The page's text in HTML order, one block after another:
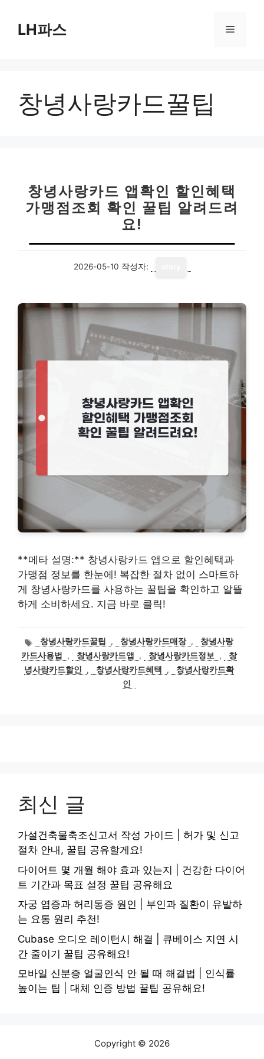
LH파스 메
창녕사랑카드꿀팁
창녕사랑카드 앱확인 할인혜택
가맹점조회 확인 꿀팁 알려드려
요!
2026-05-10 작성자:
**메타 설명:** 창녕사랑카드 앱으로 할인혜택과
가맹점 정보를 한눈에! 복잡한 절차 없이 스마트하
게 창녕사랑카드를 사용하는 꿀팁을 확인하고 알뜰
하게 소비하세요. 지금 바로 클릭!
태
그
창녕사랑카드꿀팁 , 창녕사랑카드매장 ,
창녕사랑
카드사용법
, 창녕사랑카드앱 , 창녕사랑카드정보 ,
창
녕사랑카드할인
, 창녕사랑카드혜택 ,
창녕사랑카드확
인
최신 글
가설건축물축조신고서 작성 가이드 | 허가 및 신고
절차 안내, 꿀팁 공유할게요!
다이어트 몇 개월 해야 효과 있는지 | 건강한 다이어
트 기간과 목표 설정 꿀팁 공유해요
자궁 염증과 허리통증 원인 | 부인과 질환이 유발하
는 요통 원리 추천!
Cubase 오디오 레이턴시 해결 | 큐베이스 지연 시
간 줄이기 꿀팁 공유해요!
모바일 신분증 얼굴인식 안 될 때 해결법 | 인식률
높이는 팁 | 대체 인증 방법 꿀팁 공유해요!
Copyright © 2026